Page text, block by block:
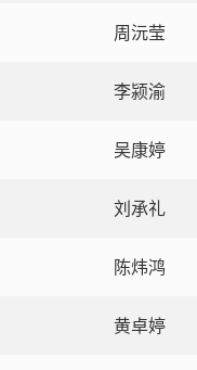
周沅莹
李颍渝
吴康婷
刘承礼
陈炜鸿
黄卓婷